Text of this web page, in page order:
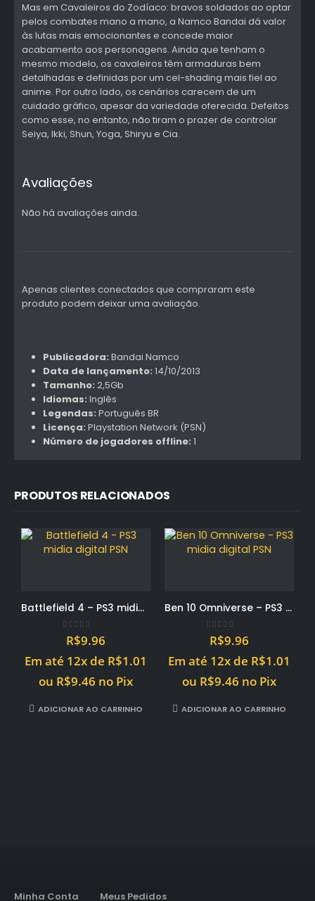
Mas em Cavaleiros do Zodíaco: bravos soldados ao optar
pelos combates mano a mano, a Namco Bandai dá valor
às lutas mais emocionantes e concede maior
acabamento aos personagens. Ainda que tenham o
mesmo modelo, os cavaleiros têm armaduras bem
detalhadas e definidas por um cel-shading mais fiel ao
anime. Por outro lado, os cenários carecem de um
cuidado gráfico, apesar da variedade oferecida. Defeitos
como esse, no entanto, não tiram o prazer de controlar
Seiya, Ikki, Shun, Yoga, Shiryu e Cia.
Avaliações
Não há avaliações ainda.
Apenas clientes conectados que compraram este
produto podem deixar uma avaliação.
Publicadora: Bandai Namco
Data de lançamento: 14/10/2013
Tamanho: 2,5Gb
Idiomas: Inglês
Legendas: Português BR
Licença: Playstation Network (PSN)
Número de jogadores offline: 1
PRODUTOS RELACIONADOS
Battlefield 4 – PS3 midia digital PSN
0out of 5
R$9.96
Em até 12x de R$1.01
ou R$9.46 no Pix
ADICIONAR AO CARRINHO
Ben 10 Omniverse – PS3 midia digital PSN
0out of 5
R$9.96
Em até 12x de R$1.01
ou R$9.46 no Pix
ADICIONAR AO CARRINHO
Minha Conta Meus Pedidos